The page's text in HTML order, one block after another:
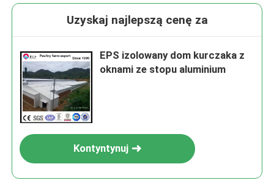
Uzyskaj najlepszą cenę za
EPS izolowany dom kurczaka z
oknami ze stopu aluminium
Kontyntynuj